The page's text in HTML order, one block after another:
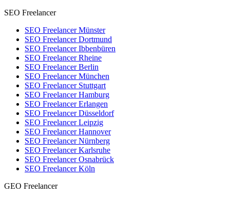
SEO Freelancer
SEO Freelancer Münster
SEO Freelancer Dortmund
SEO Freelancer Ibbenbüren
SEO Freelancer Rheine
SEO Freelancer Berlin
SEO Freelancer München
SEO Freelancer Stuttgart
SEO Freelancer Hamburg
SEO Freelancer Erlangen
SEO Freelancer Düsseldorf
SEO Freelancer Leipzig
SEO Freelancer Hannover
SEO Freelancer Nürnberg
SEO Freelancer Karlsruhe
SEO Freelancer Osnabrück
SEO Freelancer Köln
GEO Freelancer